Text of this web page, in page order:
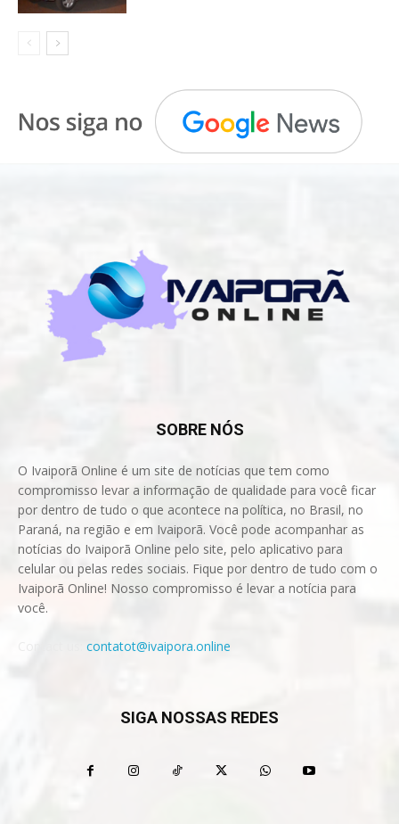
SOBRE NÓS
O Ivaiporã Online é um site de notícias que tem como
compromisso levar a informação de qualidade para você ficar
por dentro de tudo o que acontece na política, no Brasil, no
Paraná, na região e em Ivaiporã. Você pode acompanhar as
notícias do Ivaiporã Online pelo site, pelo aplicativo para
celular ou pelas redes sociais. Fique por dentro de tudo com o
Ivaiporã Online! Nosso compromisso é levar a notícia para
você.
contatot@ivaipora.online
SIGA NOSSAS REDES